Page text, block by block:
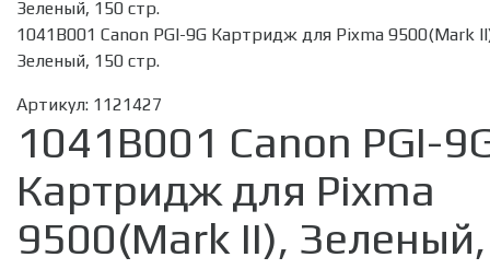
1041B001 Canon PGI-9G Картридж для Pixma 9500(Mark
Зеленый, 150 стр.
Артикул: 1121427
1041B001 Canon PGI-
Картридж для Pixma
9500(Mark II), Зеленый,